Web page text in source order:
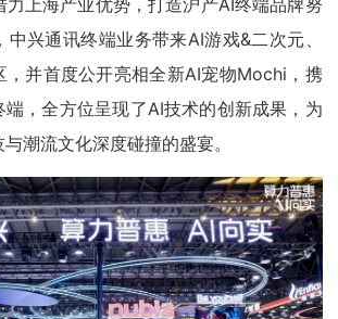
力上海产业优势，打造沪产AI终端品牌努
中兴通讯终端业务带来AI游戏&二次元、
，并首度公开亮相全新AI宠物Mochi，携
，全方位呈现了AI技术的创新成果，为
潮流文化深度碰撞的盛宴。